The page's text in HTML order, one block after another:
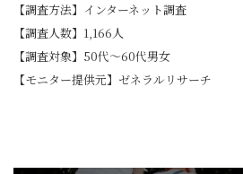
【調査方法】インターネット調査
【調査人数】1,166人
【調査対象】50代～60代男女
【モニター提供元】ゼネラルリサーチ